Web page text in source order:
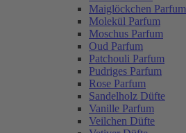
Maiglöckchen Parfum
Molekül Parfum
Moschus Parfum
Oud Parfum
Patchouli Parfum
Pudriges Parfum
Rose Parfum
Sandelholz Düfte
Vanille Parfum
Veilchen Düfte